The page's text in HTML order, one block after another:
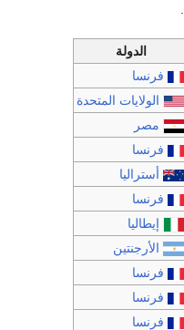
الدولة
فرنسا
الولايات المتحدة
مصر
فرنسا
أستراليا
فرنسا
إيطاليا
الأرجنتين
فرنسا
فرنسا
فرنسا